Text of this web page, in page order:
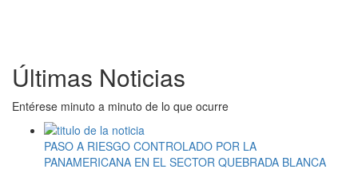
Últimas Noticias
Entérese minuto a minuto de lo que ocurre
PASO A RIESGO CONTROLADO POR LA
PANAMERICANA EN EL SECTOR QUEBRADA BLANCA